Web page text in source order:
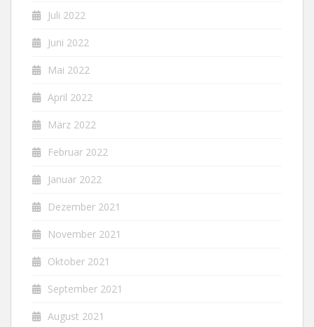
Juli 2022
Juni 2022
Mai 2022
April 2022
März 2022
Februar 2022
Januar 2022
Dezember 2021
November 2021
Oktober 2021
September 2021
August 2021